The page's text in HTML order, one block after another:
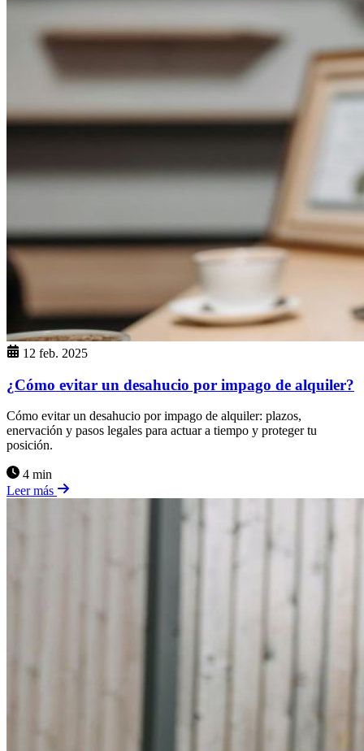
12 feb. 2025
¿Cómo evitar un desahucio por impago de alquiler?
Cómo evitar un desahucio por impago de alquiler: plazos,
enervación y pasos legales para actuar a tiempo y proteger tu
posición.
4 min
Leer más